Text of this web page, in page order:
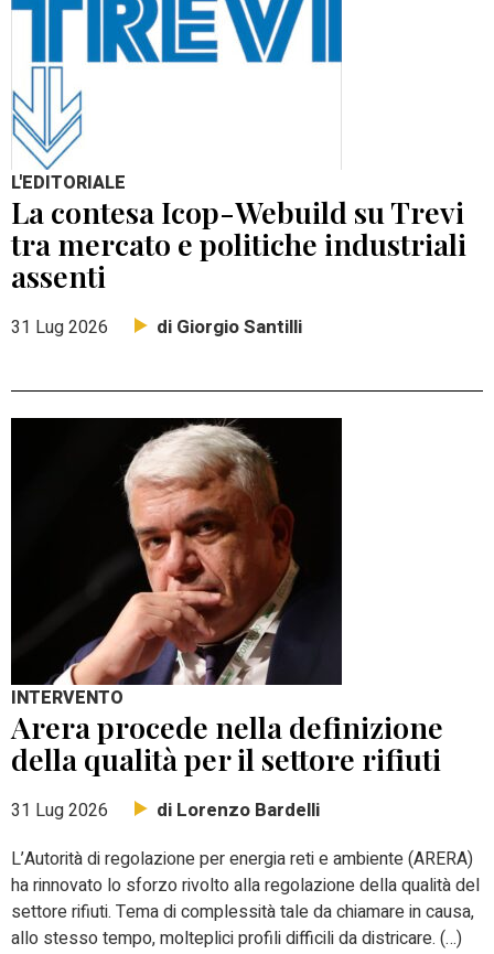
L'EDITORIALE
La contesa Icop-Webuild su Trevi
tra mercato e politiche industriali
assenti
31 Lug 2026 di Giorgio Santilli
INTERVENTO
Arera procede nella definizione
della qualità per il settore rifiuti
31 Lug 2026 di Lorenzo Bardelli
L’Autorità di regolazione per energia reti e ambiente (ARERA)
ha rinnovato lo sforzo rivolto alla regolazione della qualità del
settore rifiuti. Tema di complessità tale da chiamare in causa,
allo stesso tempo, molteplici profili difficili da districare. (…)